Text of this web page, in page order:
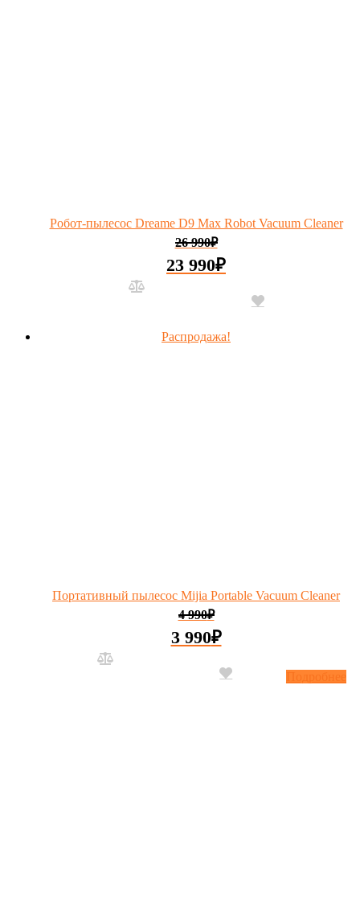
Робот-пылесос Dreame D9 Max Robot Vacuum Cleaner
26 990₽
23 990₽
Распродажа!
Портативный пылесос Mijia Portable Vacuum Cleaner
4 990₽
3 990₽